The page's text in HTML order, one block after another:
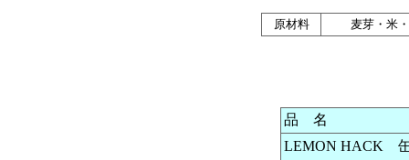
原材料 麦芽・米
品 名
LEMON HACK